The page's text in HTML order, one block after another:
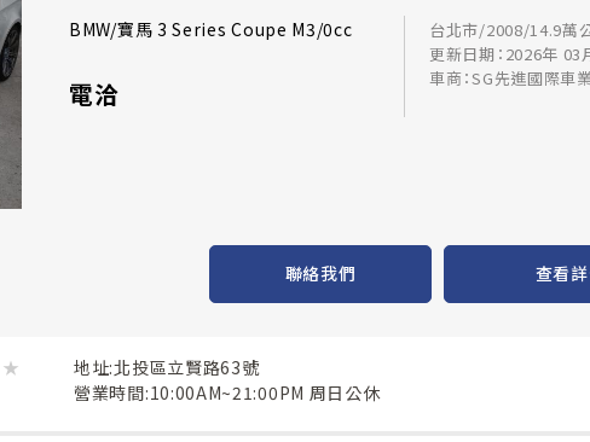
BMW/寶馬 3 Series Coupe M3/0cc
電洽
台北市/2008/14.9萬
更新日期：2026年 03
車商：SG先進國際車
聯絡我們 查看
★
地址:北投區立賢路63號
營業時間:10:00AM~21:00PM 周日公休